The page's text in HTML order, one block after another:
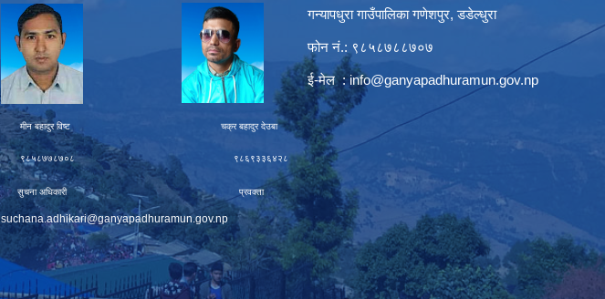
मीन बहादुर विष्ट चक्र बहादुर देउबा
९८५८७७८७०८ ९८६९३३६४२८
सुचना अधिकारी प्रवक्ता
suchana.adhikari@ganyapadhuramun.gov.np
गन्यापधुरा गाउँपालिका गणेशपुर, डडेल्धुरा
फोन नं.: ९८५८७८८७०७
ई-मेल :info@ganyapadhuramun.gov.np